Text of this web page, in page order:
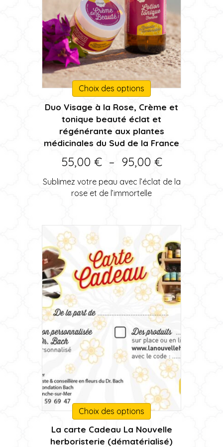
Choix des options
Ce
produit
a
plusieurs
variations.
Les
peuvent
être
page
du
produit
Duo Visage à la Rose, Crème et
tonique beauté éclat et
régénérante aux plantes
médicinales du Sud de la France
55,00 € – 95,00 €Plage
de
à
95,00 €
Sublimez votre peau avec l’éclat de la
rose et de l’immortelle
Choix des options
Ce
produit
a
plusieurs
La carte Cadeau La Nouvelle
herboristerie (dématérialisé)